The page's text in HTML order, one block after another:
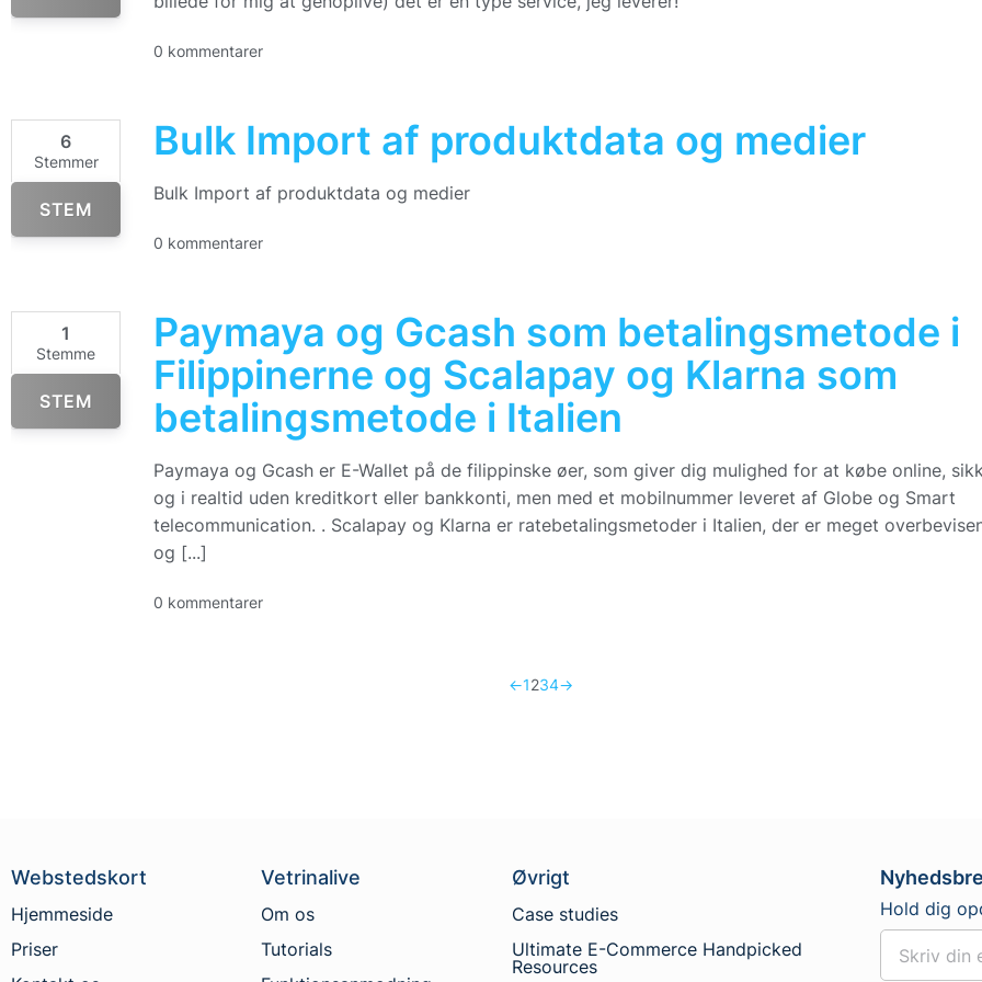
0 kommentarer
6
Stemmer
STEM
Bulk Import af produktdata og medier
Bulk Import af produktdata og medier
0 kommentarer
1
Stemme
STEM
Paymaya og Gcash som betalingsmetode i
Filippinerne og Scalapay og Klarna som
betalingsmetode i Italien
Paymaya og Gcash er E-Wallet på de filippinske øer, som giver dig mulighed for at købe online,
og i realtid uden kreditkort eller bankkonti, men med et mobilnummer leveret af Globe og Smart
telecommunication. . Scalapay og Klarna er ratebetalingsmetoder i Italien, der er meget
og [...]
0 kommentarer
←1234→
Webstedskort
Hjemmeside
Priser
Vetrinalive
Om os
Tutorials
Øvrigt
Case studies
Ultimate E-Commerce Handpicked
Resources
Hold dig